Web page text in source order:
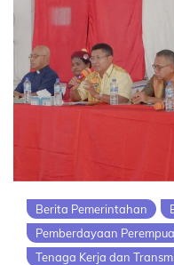
Berita Pemerintahan
Pemberdayaan
Tenaga Kerja dan